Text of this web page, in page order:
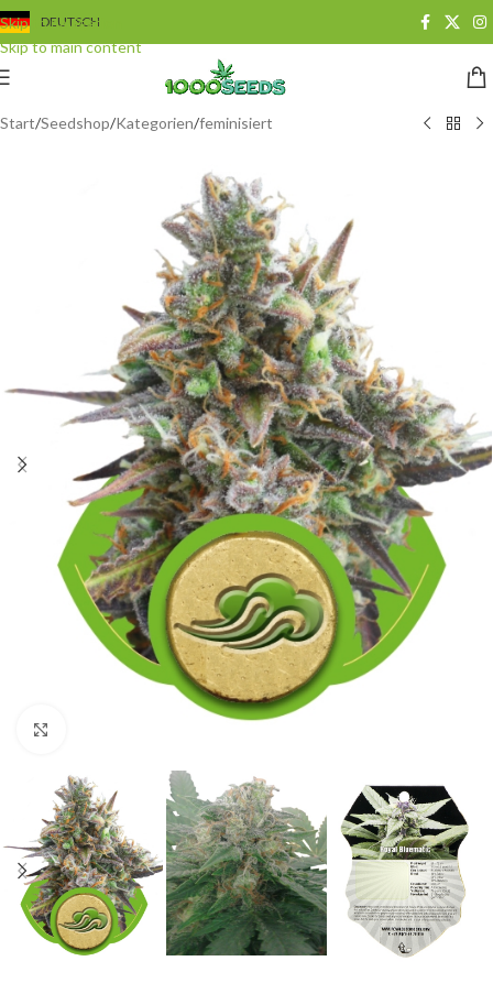
Skip to navigation
Skip to main content
DEUTSCH
Start/Seedshop/Kategorien/feminisiert